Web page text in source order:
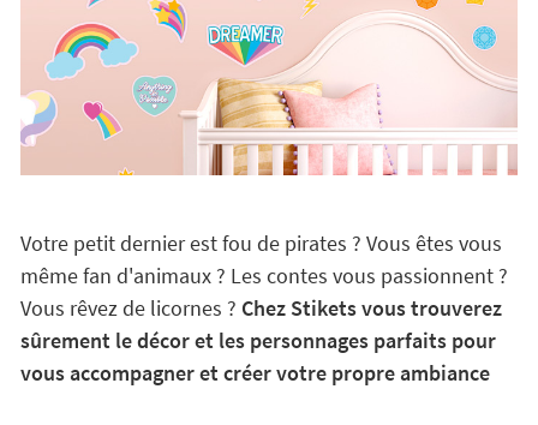
Votre petit dernier est fou de pirates ? Vous êtes vous
même fan d'animaux ? Les contes vous passionnent ?
Vous rêvez de licornes ? Chez Stikets vous trouverez
sûrement le décor et les personnages parfaits pour
vous accompagner et créer votre propre ambiance